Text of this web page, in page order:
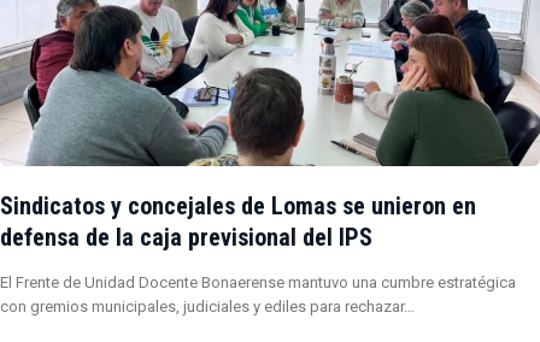
Sindicatos y concejales de Lomas se unieron en
defensa de la caja previsional del IPS
El Frente de Unidad Docente Bonaerense mantuvo una cumbre estratégica
con gremios municipales, judiciales y ediles para rechazar…